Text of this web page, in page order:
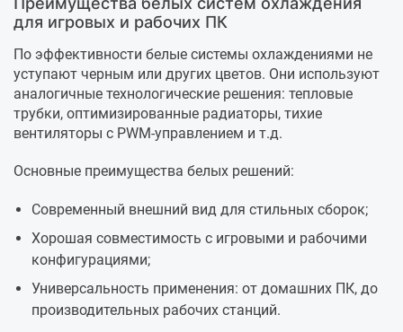
для игровых и рабочих ПК
По эффективности белые системы охлаждениями не
уступают черным или других цветов. Они используют
аналогичные технологические решения: тепловые
трубки, оптимизированные радиаторы, тихие
вентиляторы с PWM-управлением и т.д.
Основные преимущества белых решений:
Современный внешний вид для стильных сборок;
Хорошая совместимость с игровыми и рабочими
конфигурациями;
Универсальность применения: от домашних ПК, до
производительных рабочих станций.